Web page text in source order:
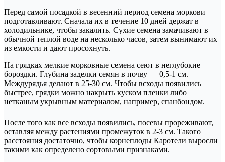
Перед самой посадкой в весенний период семена моркови
подготавливают. Сначала их в течение 10 дней держат в
холодильнике, чтобы закалить. Сухие семена замачивают в
обычной теплой воде на несколько часов, затем вынимают их
из емкости и дают просохнуть.
На грядках мелкие морковные семена сеют в неглубокие
бороздки. Глубина заделки семян в почву — 0,5-1 см.
Междурядья делают в 25-30 см. Чтобы всходы появились
быстрее, грядки можно накрыть куском пленки либо
нетканым укрывным материалом, например, спанбондом.
После того как все всходы появились, посевы прореживают,
оставляя между растениями промежуток в 2-3 см. Такого
расстояния достаточно, чтобы корнеплоды Каротели выросли
такими как определено сортовыми признаками.